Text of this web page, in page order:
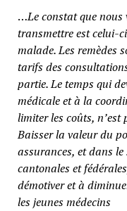
…Le constat que nous
transmettre est celui-
malade. Les remèdes
tarifs des
partie.Le temps qui
médicale et à la
limiter les coûts,
Baisser la valeur du
assurances, et dans
cantonales et
démotiver et à
les jeunes médecins